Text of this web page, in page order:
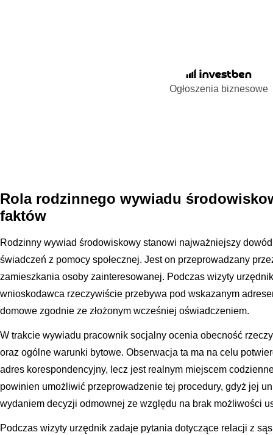
Ogłoszenia biznesowe
Rola rodzinnego wywiadu
faktów
Rodzinny wywiad środowiskowy stanowi najważniejszy
świadczeń z pomocy społecznej. Jest on przeprowadzany
zamieszkania osoby zainteresowanej. Podczas wizyty
wnioskodawca rzeczywiście przebywa pod wskazanym
domowe zgodnie ze złożonym wcześniej oświadczeniem.
W trakcie wywiadu pracownik socjalny ocenia obecność
oraz ogólne warunki bytowe. Obserwacja ta ma na celu
adres korespondencyjny, lecz jest realnym miejscem
powinien umożliwić przeprowadzenie tej procedury, gdyż jej
wydaniem decyzji odmownej ze względu na brak możliwości
Podczas wizyty urzędnik zadaje pytania dotyczące relacji z